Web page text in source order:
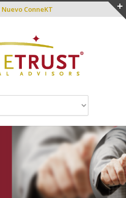
Nuevo ConneKT